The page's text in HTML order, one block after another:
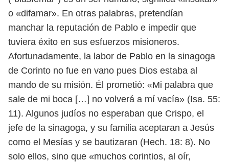
o «difamar». En otras palabras, pretendían
manchar la reputación de Pablo e impedir que
tuviera éxito en sus esfuerzos misioneros.
Afortunadamente, la labor de Pablo en la sinagoga
de Corinto no fue en vano pues Dios estaba al
mando de su misión. Él prometió: «Mi palabra que
sale de mi boca […] no volverá a mí vacía» (Isa. 55:
11). Algunos judíos no esperaban que Crispo, el
jefe de la sinagoga, y su familia aceptaran a Jesús
como el Mesías y se bautizaran (Hech. 18: 8). No
solo ellos, sino que «muchos corintios, al oír,